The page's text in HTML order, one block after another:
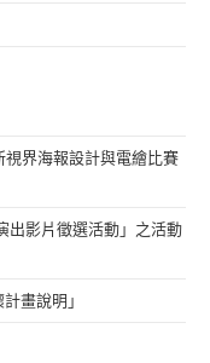
界海報設計與電繪比賽
出影片徵選活動」之活動
畫說明」